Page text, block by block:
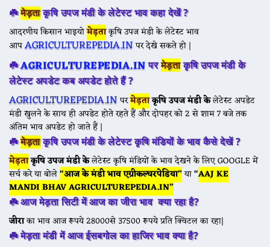
☘️मेड़ताकृषि उपज मंडी के लेटेस्ट भाव कहा देखें ?
आदरणीय किसान भाइयोमेड़ताकृषि उपज मंडी के लेटेस्ट भाव
आपAGRICULTUREPEDIA.INपर देखे सकते हो |
☘️AGRICULTUREPEDIA.INपरमेड़ताकृषि उपज मंडी के
लेटेस्ट अपडेट कब अपडेट होते हैं ?
AGRICULTUREPEDIA.INपरमेड़ताकृषि उपज मंडी केलेटेस्ट अपडेट
मंडी खुलने के साथ ही अपडेट होते रहते हैं और दोपहर को 2 से शाम 7 बजे तक
अंतिम भाव अपडेट हो जाते हैं |
☘️मेड़ताकृषि उपज मंडी के लेटेस्ट कृषि मंडियों के भाव कैसे देखें ?
मेड़ताकृषि उपज मंडी केलेटेस्ट कृषि मंडियों के भाव देखने के लिए GOOGLE में
सर्च करे या बोले“आज के मंडी भाव एग्रीकल्चरपेडिया”या“AAJ KE
MANDI BHAV AGRICULTUREPEDIA.IN”
☘️आज मेड़ता सिटी में आज का जीरा भाव क्या रहा है?
जीराका भाव आज रूपये 28000से 37500 रूपये प्रति क्विटल का रहा|
☘️मेड़ता मंडी में आज ईसबगोल का हाजिर भाव क्या है?